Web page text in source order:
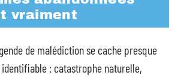
vraiment
de malédiction se cache presque
: catastrophe naturelle,